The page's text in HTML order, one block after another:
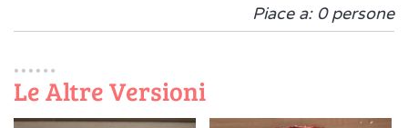
Piace a: 0persone
Le Altre Versioni